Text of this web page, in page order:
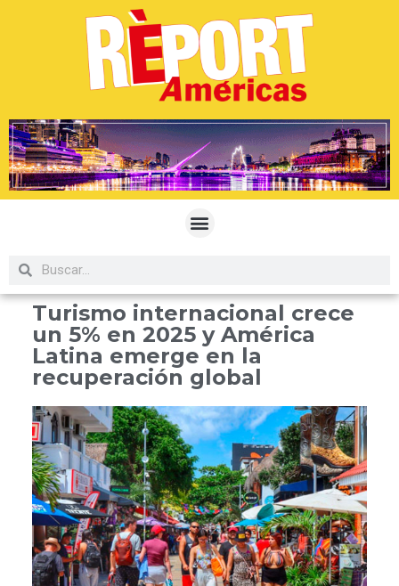
Turismo internacional crece
un 5% en 2025 y América
Latina emerge en la
recuperación global